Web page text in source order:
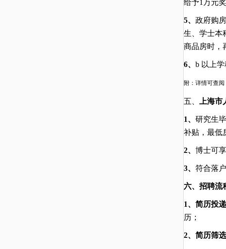
给予1万元
5、 政府购
生、学士本
商品房时，
6、 b 以上学
附：详情可查阅
五、 上海
1、 研究生
补贴，最低
2、 博士可
3、 符合落
六、招聘流
1、简历投递
历 ；
2、简历筛选